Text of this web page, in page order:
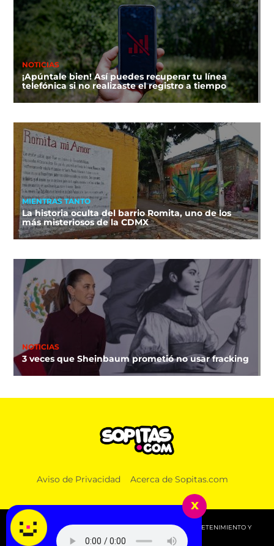
NOTICIAS
¡Apúntale bien! Así puedes recuperar tu línea
telefónica si no realizaste el registro a tiempo
MIENTRAS TANTO
La historia oculta del barrio Romita, uno de los
más misteriosos de la CDMX
NOTICIAS
3 veces que Sheinbaum prometió no usar fracking
Aviso de Privacidad Acerca de Sopitas.com
© 2026 SOPITAS.COM - MÚSICA, NOTICIAS, DEPORTES, ENTRETENIMIENTO Y
MÁS!.
x